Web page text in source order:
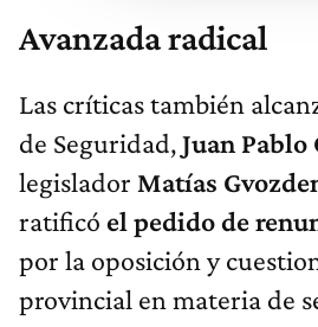
Avanzada radical
Las críticas también
de Seguridad,Juan
legislador Matías
ratificó el pedido de
por la oposición y
provincial en materia de